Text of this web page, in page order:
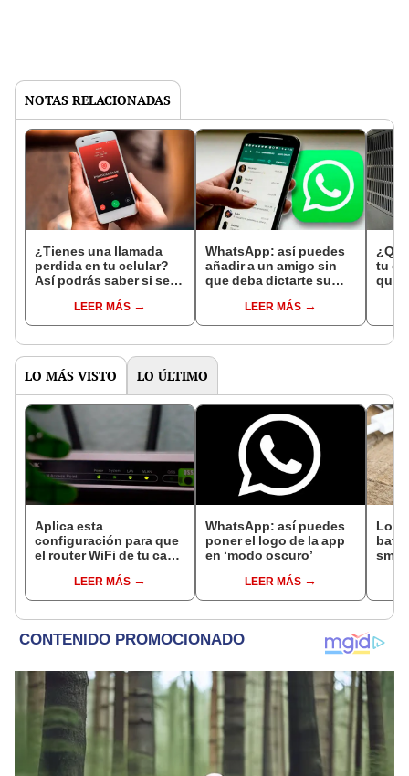
NOTAS RELACIONADAS
¿Tienes una llamada
perdida en tu celular?
Así podrás saber si se
LEER MÁS
WhatsApp: así puedes
añadir a un amigo sin
que deba dictarte su
LEER MÁS
tu
que
LO MÁS VISTO LO ÚLTIMO
Aplica esta
configuración para que
el router WiFi de tu casa
en horas específicas
LEER MÁS
WhatsApp: así puedes
poner el logo de la app
en ‘modo oscuro’
LEER MÁS
Los